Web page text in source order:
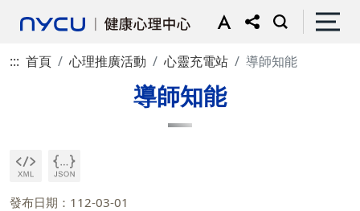
::: 首頁 心理推廣活動 心靈充電站 導師知能
導師知能
發布日期：112-03-01